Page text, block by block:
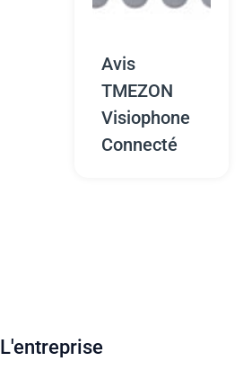
Avis
TMEZON
Visiophone
Connecté
L'entreprise